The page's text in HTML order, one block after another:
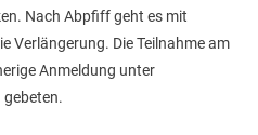
Nach Abpfiff geht es mit
Verlängerung. Die Teilnahme am
Anmeldung unter